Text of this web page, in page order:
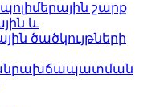
պոլիմերային շարք
և
ծածկույթների